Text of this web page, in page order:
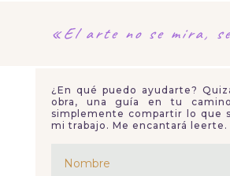
«El arte no se mira,
¿En qué puedo ayudarte?
obra, una guía en tu
simplemente compartir lo que
mi trabajo. Me encantará leerte.